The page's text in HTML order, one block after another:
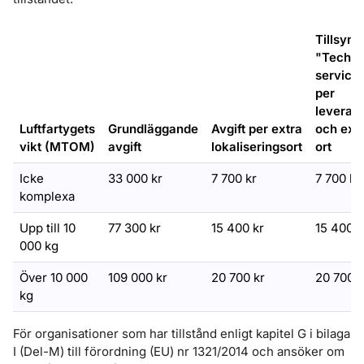
Luftfartygets
vikt (MTOM)
Grundläggande
avgift
Avgift per extra
lokaliseringsort
Tillsyn
per
och
ort
Icke
komplexa
33 000 kr 7 700 kr 7 700 kr
Upp till 10
000 kg
77 300 kr 15 400 kr 15 400
Över 10 000
kg
109 000 kr 20 700 kr 20 700
För organisationer som har tillstånd enligt kapitel G i bilaga
I (Del-M) till förordning (EU) nr 1321/2014 och ansöker om